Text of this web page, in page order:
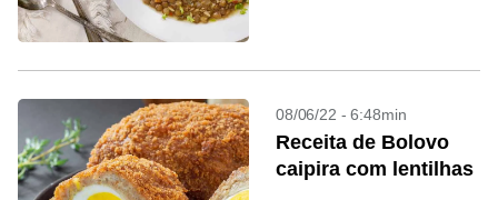
08/06/22 - 6:48min
Receita de Bolovo
caipira com lentilhas